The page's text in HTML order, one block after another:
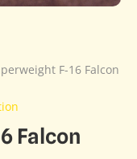
F-16 Falcon
Falcon